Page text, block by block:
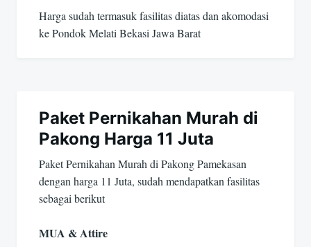
Harga sudah termasuk fasilitas diatas dan akomodasi
ke Pondok Melati Bekasi Jawa Barat
Paket Pernikahan Murah di
Pakong Harga 11 Juta
Paket Pernikahan Murah di Pakong Pamekasan
dengan harga 11 Juta, sudah mendapatkan fasilitas
sebagai berikut
MUA & Attire